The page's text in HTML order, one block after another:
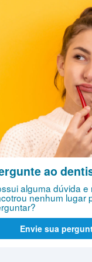
ao
alguma dúvida e
nenhum lugar
Envie sua